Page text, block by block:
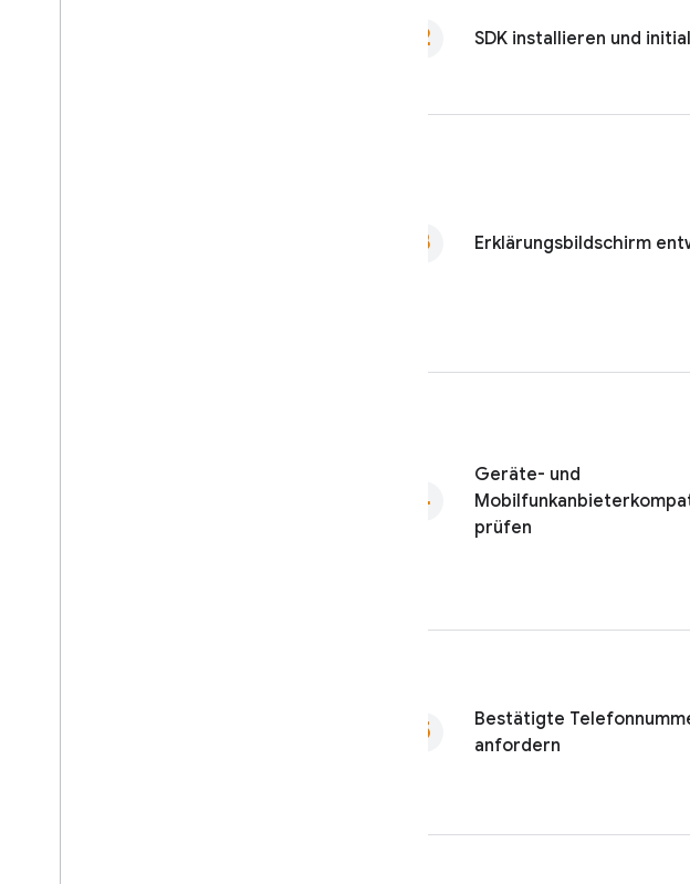
SDK installieren und
Erklärungsbildschirm
Geräte- und
prüfen
Bestätigte
anfordern